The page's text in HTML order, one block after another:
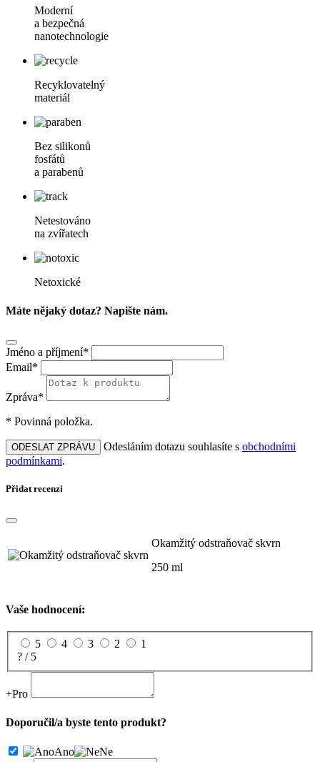
Moderní
a bezpečná
nanotechnologie
Recyklovatelný
materiál
Bez silikonů
fosfátů
a parabenů
Netestováno
na zvířatech
Netoxické
Máte nějaký dotaz? Napište nám.
Jméno a příjmení*
Email*
Zpráva*
* Povinná položka.
ODESLAT ZPRÁVU Odesláním dotazu souhlasíte s obchodními
podmínkami.
Přidat recenzi
Okamžitý odstraňovač skvrn
250 ml
Vaše hodnocení:
5 4 3 2
1
? / 5
+Pro
Doporučil/a byste tento produkt?
Ano Ne